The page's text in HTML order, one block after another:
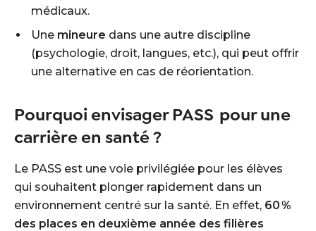
médicaux.
Une mineure dans une autre discipline
(psychologie, droit, langues, etc.), qui peut offrir
une alternative en cas de réorientation.
Pourquoi envisager PASS pour une
carrière en santé ?
Le PASS est une voie privilégiée pour les élèves
qui souhaitent plonger rapidement dans un
environnement centré sur la santé. En effet, 60 %
des places en deuxième année des filières